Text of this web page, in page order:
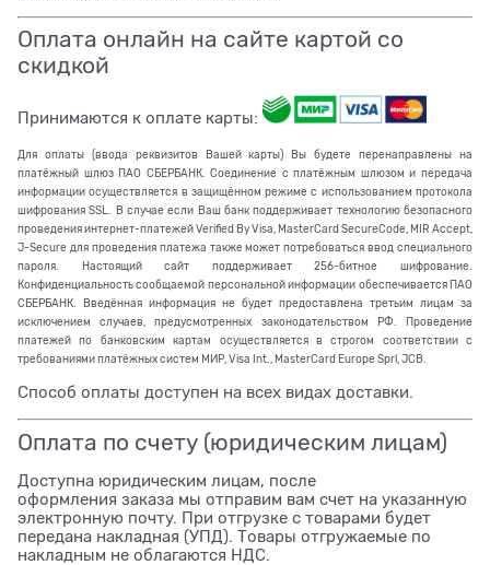
Оплата онлайн на сайте картой со
скидкой
Принимаются к оплате карты:
Для оплаты (ввода реквизитов Вашей карты) Вы будете перенаправлены на
платёжный шлюз ПАО СБЕРБАНК. Соединение с платёжным шлюзом и передача
информации осуществляется в защищённом режиме с использованием протокола
шифрования SSL. В случае если Ваш банк поддерживает технологию безопасного
проведения интернет-платежей Verified By Visa, MasterCard SecureCode, MIR Accept,
J-Secure для проведения платежа также может потребоваться ввод специального
пароля. Настоящий сайт поддерживает 256-битное шифрование.
Конфиденциальность сообщаемой персональной информации обеспечивается ПАО
СБЕРБАНК. Введённая информация не будет предоставлена третьим лицам за
исключением случаев, предусмотренных законодательством РФ. Проведение
платежей по банковским картам осуществляется в строгом соответствии с
требованиями платёжных систем МИР, Visa Int., MasterCard Europe Sprl, JCB.
Способ оплаты доступен на всех видах доставки.
Оплата по счету (юридическим лицам)
Доступна юридическим лицам, после
оформления заказа мы отправим вам счет на указанную
электронную почту. При отгрузке с товарами будет
передана накладная (УПД). Товары отгружаемые по
накладным не облагаются НДС.